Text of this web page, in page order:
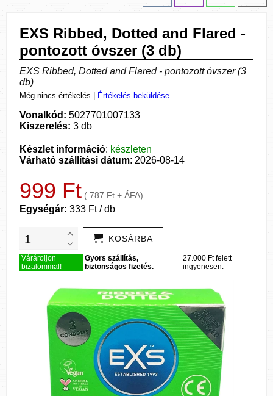
EXS Ribbed, Dotted and Flared -
pontozott óvszer (3 db)
EXS Ribbed, Dotted and Flared - pontozott óvszer (3
db)
Még nincs értékelés Értékelés beküldése
Vonalkód: 5027701007133
Kiszerelés: 3 db
Készlet információ: készleten
Várható szállítási dátum: 2026-08-14
999 Ft ( 787 Ft + ÁFA)
Egységár: 333 Ft / db
KOSÁRBA
Várároljon
bizalommal!
Gyors szállítás,
biztonságos fizetés.
27.000 Ft felett
ingyenesen.